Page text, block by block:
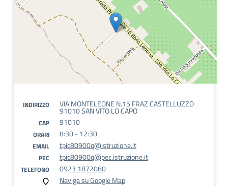
INDIRIZZO VIA MONTELEONE N.15 FRAZ.CASTELLUZZO
91010 SAN VITO LO CAPO
CAP 91010
ORARI 8:30 - 12:30
EMAIL tpic80900q@istruzione.it
PEC tpic80900q@pec.istruzione.it
TELEFONO
0923 1872080
Naviga su Google Map